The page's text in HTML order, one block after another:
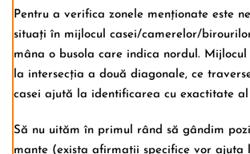
Pentru a verifica zonele menționate este
situați în mijlocul casei/camerelor/
mâna o busola care indica nordul. Mijlocul
la intersecția a două diagonale, ce
casei ajută la identificarea cu exactitate al
Să nu uităm în primul rând să gândim
mante (exista afirmații specifice vor ajuta